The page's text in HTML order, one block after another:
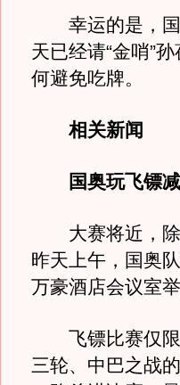
幸运的是，国
天已经请“金哨”
何避免吃牌。
相关新闻
国奥玩飞镖减
大赛将近，除
昨天上午，国奥
万豪酒店会议室
飞镖比赛仅限
三轮、中巴之战